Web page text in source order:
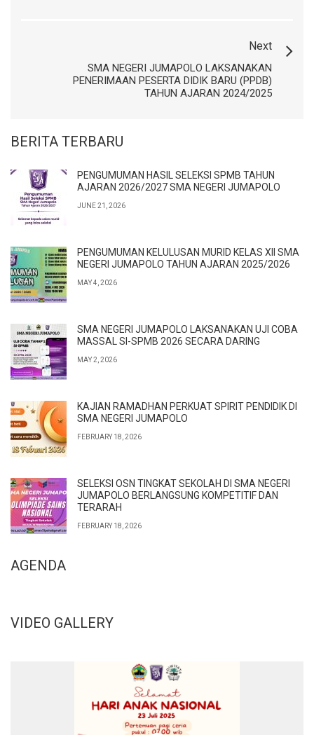
Next
SMA NEGERI JUMAPOLO LAKSANAKAN
PENERIMAAN PESERTA DIDIK BARU (PPDB)
TAHUN AJARAN 2024/2025
BERITA TERBARU
PENGUMUMAN HASIL SELEKSI SPMB TAHUN
AJARAN 2026/2027 SMA NEGERI JUMAPOLO
JUNE 21, 2026
PENGUMUMAN KELULUSAN MURID KELAS XII SMA
NEGERI JUMAPOLO TAHUN AJARAN 2025/2026
MAY 4, 2026
SMA NEGERI JUMAPOLO LAKSANAKAN UJI COBA
MASSAL SI-SPMB 2026 SECARA DARING
MAY 2, 2026
KAJIAN RAMADHAN PERKUAT SPIRIT PENDIDIK DI
SMA NEGERI JUMAPOLO
FEBRUARY 18, 2026
SELEKSI OSN TINGKAT SEKOLAH DI SMA NEGERI
JUMAPOLO BERLANGSUNG KOMPETITIF DAN
TERARAH
FEBRUARY 18, 2026
AGENDA
VIDEO GALLERY